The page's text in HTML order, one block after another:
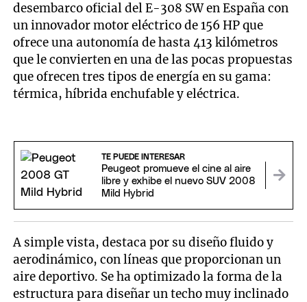
desembarco oficial del E-308 SW en España con
un innovador motor eléctrico de 156 HP que
ofrece una autonomía de hasta 413 kilómetros
que le convierten en una de las pocas propuestas
que ofrecen tres tipos de energía en su gama:
térmica, híbrida enchufable y eléctrica.
TE PUEDE INTERESAR
Peugeot promueve el cine al aire
libre y exhibe el nuevo SUV 2008
Mild Hybrid
A simple vista, destaca por su diseño fluido y
aerodinámico, con líneas que proporcionan un
aire deportivo. Se ha optimizado la forma de la
estructura para diseñar un techo muy inclinado